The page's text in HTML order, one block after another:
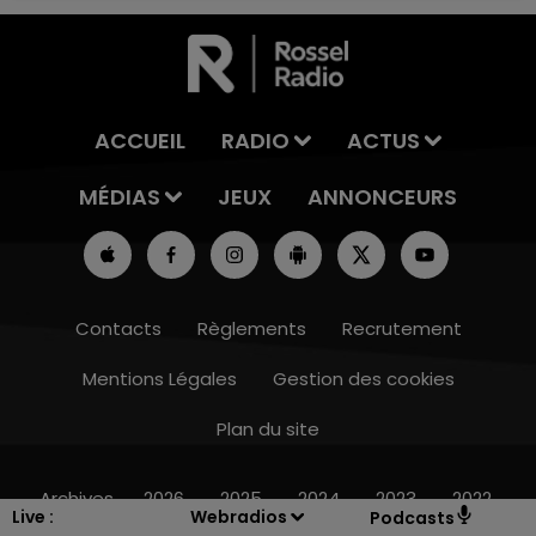
Live :
Webradios Podcasts
16h00 - 20h00
ACCUEIL RADIO
ACTUS
MÉDIAS
JEUX ANNONCEURS
Contacts Règlements
Recrutement
Mentions Légales
Gestion des cookies
Plan du site
Archives 2026 2025 2024 2023 2022